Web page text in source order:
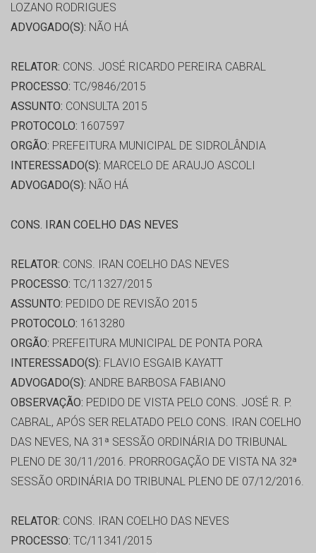
LOZANO RODRIGUES
ADVOGADO(S): NÃO HÁ
RELATOR: CONS. JOSÉ RICARDO PEREIRA CABRAL
PROCESSO: TC/9846/2015
ASSUNTO: CONSULTA 2015
PROTOCOLO: 1607597
ORGÃO: PREFEITURA MUNICIPAL DE SIDROLÂNDIA
INTERESSADO(S): MARCELO DE ARAUJO ASCOLI
ADVOGADO(S): NÃO HÁ
CONS. IRAN COELHO DAS NEVES
RELATOR: CONS. IRAN COELHO DAS NEVES
PROCESSO: TC/11327/2015
ASSUNTO: PEDIDO DE REVISÃO 2015
PROTOCOLO: 1613280
ORGÃO: PREFEITURA MUNICIPAL DE PONTA PORA
INTERESSADO(S): FLAVIO ESGAIB KAYATT
ADVOGADO(S): ANDRE BARBOSA FABIANO
OBSERVAÇÃO: PEDIDO DE VISTA PELO CONS. JOSÉ R. P.
CABRAL, APÓS SER RELATADO PELO CONS. IRAN COELHO
DAS NEVES, NA 31ª SESSÃO ORDINÁRIA DO TRIBUNAL
PLENO DE 30/11/2016. PRORROGAÇÃO DE VISTA NA 32ª
SESSÃO ORDINÁRIA DO TRIBUNAL PLENO DE 07/12/2016.
RELATOR: CONS. IRAN COELHO DAS NEVES
PROCESSO: TC/11341/2015